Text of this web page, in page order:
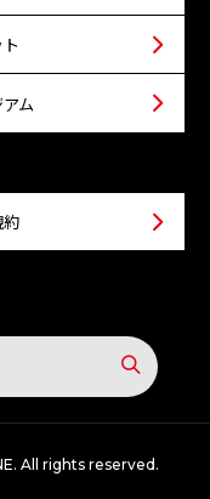
ム
All rights reserved.